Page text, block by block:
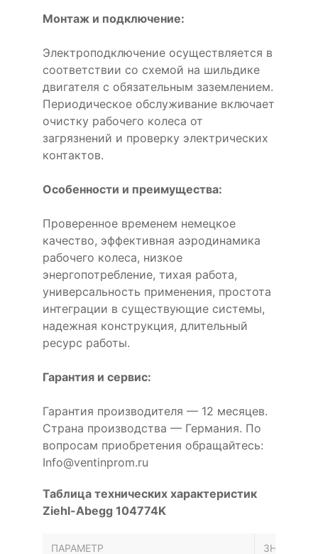
Монтаж и подключение:
Электроподключение осуществляется в
соответствии со схемой на шильдике
двигателя с обязательным заземлением.
Периодическое обслуживание включает
очистку рабочего колеса от
загрязнений и проверку электрических
контактов.
Особенности и преимущества:
Проверенное временем немецкое
качество, эффективная аэродинамика
рабочего колеса, низкое
энергопотребление, тихая работа,
универсальность применения, простота
интеграции в существующие системы,
надежная конструкция, длительный
ресурс работы.
Гарантия и сервис:
Гарантия производителя — 12 месяцев.
Страна производства — Германия. По
вопросам приобретения обращайтесь:
Info@ventinprom.ru
Таблица технических характеристик
Ziehl-Abegg 104774K
ПАРАМЕТР ЗНАЧЕНИЕ